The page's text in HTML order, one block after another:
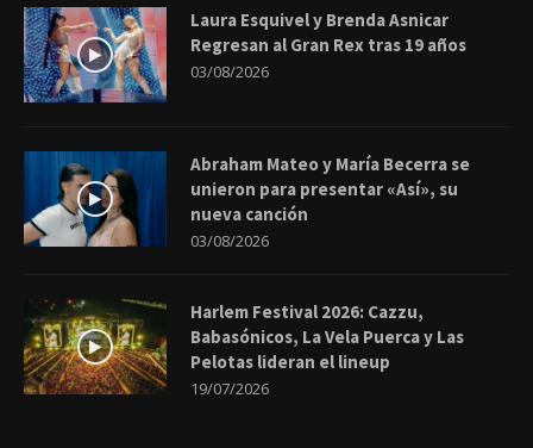
Laura Esquivel y Brenda Asnicar
Regresan al Gran Rex tras 19 años
03/08/2026
Abraham Mateo y María Becerra se
unieron para presentar «Así», su
nueva canción
03/08/2026
Harlem Festival 2026: Cazzu,
Babasónicos, La Vela Puerca y Las
Pelotas lideran el lineup
19/07/2026